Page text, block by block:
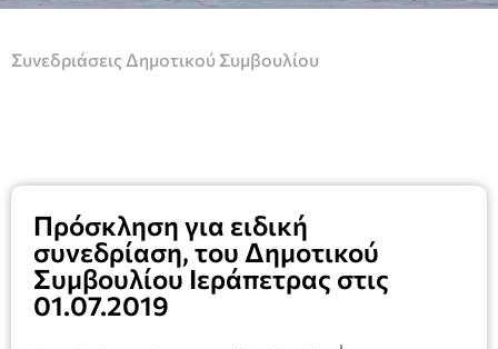
Συνεδριάσεις Δημοτικού Συμβουλίου
Πρόσκληση για ειδική
συνεδρίαση, του Δημοτικού
Συμβουλίου Ιεράπετρας στις
01.07.2019